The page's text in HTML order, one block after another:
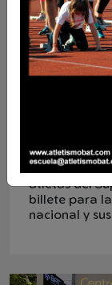
BUEN
DE
Málaga ha
Campeonato
atletas del
billete para
nacional y